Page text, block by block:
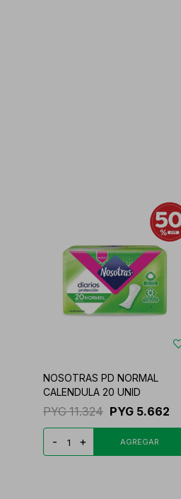
NOSOTRAS PD NORMAL
CALENDULA 20 UNID
PYG 11.324 PYG 5.662
- +